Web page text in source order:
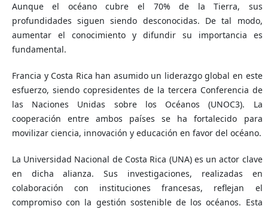
Aunque el océano cubre el 70% de la Tierra, sus
profundidades siguen siendo desconocidas. De tal modo,
aumentar el conocimiento y difundir su importancia es
fundamental.
Francia y Costa Rica han asumido un liderazgo global en este
esfuerzo, siendo copresidentes de la tercera Conferencia de
las Naciones Unidas sobre los Océanos (UNOC3). La
cooperación entre ambos países se ha fortalecido para
movilizar ciencia, innovación y educación en favor del océano.
La Universidad Nacional de Costa Rica (UNA) es un actor clave
en dicha alianza. Sus investigaciones, realizadas en
colaboración con instituciones francesas, reflejan el
compromiso con la gestión sostenible de los océanos. Esta